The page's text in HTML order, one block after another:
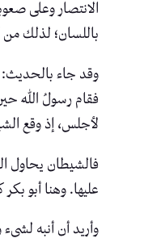
الانتصار وعلى
باللسان؛ لذلك
وقد جاء بالحديث:
فقام رسولُ اللهِ
لأجلس، إذ وقع
فالشيطان يحاول
عليها. وهنا أبو
وأريد أن أنبه